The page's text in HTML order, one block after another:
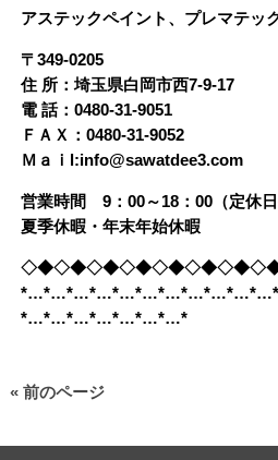
アステックペイント、プレマテッ
〒349-0205
住 所：埼玉県白岡市西7-9-17
電 話：0480-31-9051
ＦＡＸ：0480-31-9052
Ｍａｉl:info@sawatdee3.com
営業時間 9：00～18：00（定休日
夏季休暇・年末年始休暇
*…*…*…*…*…*…*…*
« 前のページ